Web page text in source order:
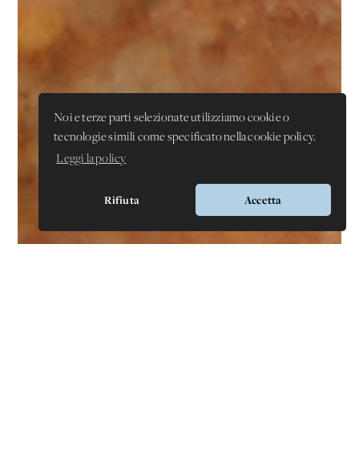
Noi e terze parti selezionate utilizziamo cookie o
tecnologie simili come specificato nella cookie policy.
Leggi la policy
Rifiuta Accetta